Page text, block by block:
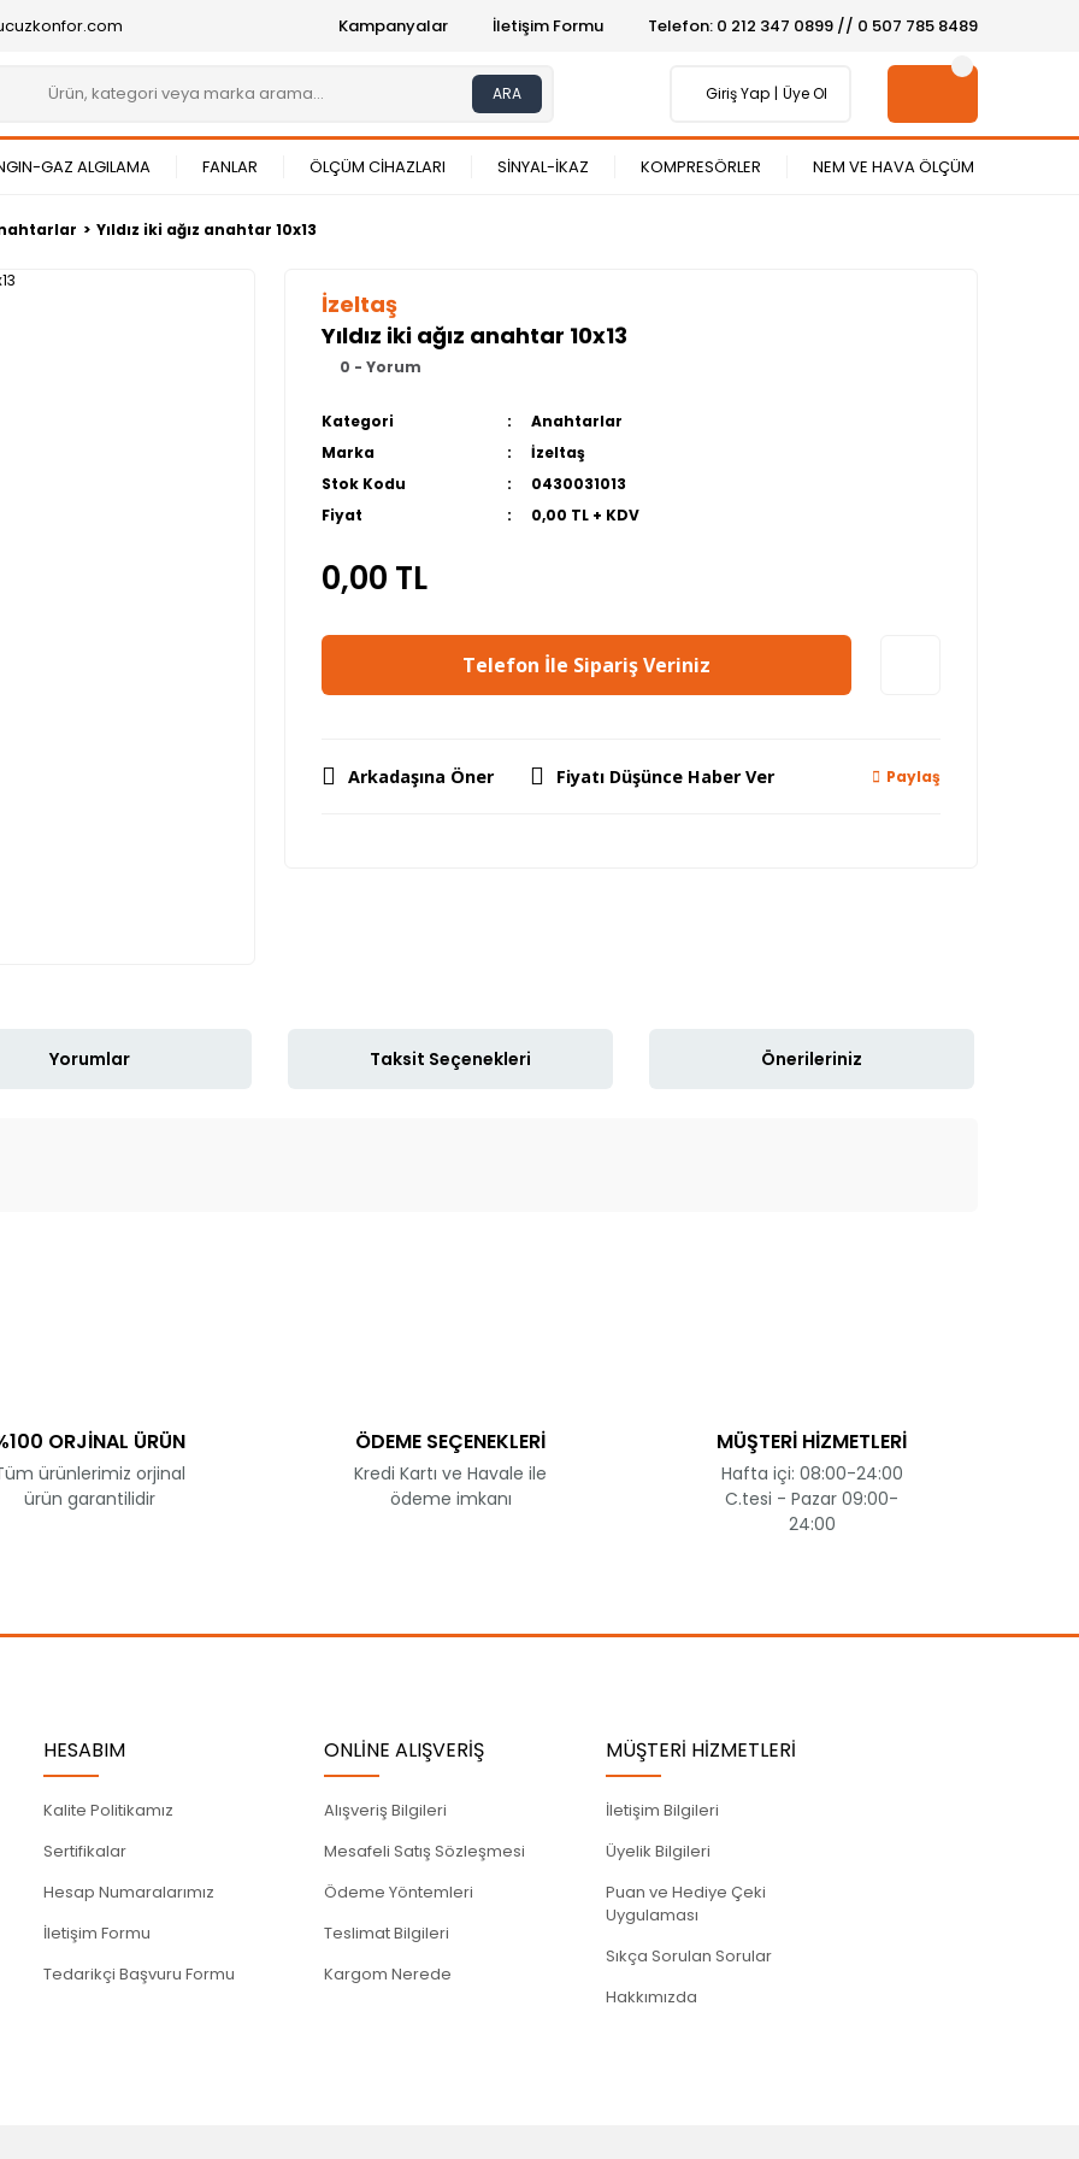
Kampanyalar İletişim Formu Telefon: 0 212 347 0899 // 0 507 785 8489
ARA Giriş Yap Üye Ol
GAZ ALGILAMA FANLAR ÖLÇÜM CİHAZLARI SİNYAL-İKAZ KOMPRESÖRLER NEM VE HAVA ÖLÇÜM
Yıldız iki ağız anahtar 10x13
İzeltaş
Yıldız iki ağız anahtar 10x13
0 - Yorum
Kategori
Anahtarlar
Marka
İzeltaş
Stok Kodu
0430031013
Fiyat
0,00 TL + KDV
0,00 TL
Telefon İle Sipariş Veriniz
Arkadaşına Öner Fiyatı Düşünce Haber Ver Paylaş
Yorumlar Taksit Seçenekleri Önerileriniz
Gönder
ORJİNAL ÜRÜN
ürünlerimiz orjinal
ürün garantilidir
ÖDEME SEÇENEKLERİ
Kredi Kartı ve Havale ile
ödeme imkanı
MÜŞTERİ HİZMETLERİ
Hafta içi: 08:00-24:00
C.tesi - Pazar 09:00-
24:00
HESABIM
Kalite Politikamız
Sertifikalar
Hesap Numaralarımız
İletişim Formu
Tedarikçi Başvuru Formu
ONLİNE ALIŞVERİŞ
Alışveriş Bilgileri
Mesafeli Satış Sözleşmesi
Ödeme Yöntemleri
Teslimat Bilgileri
Kargom Nerede
MÜŞTERİ HİZMETLERİ
İletişim Bilgileri
Üyelik Bilgileri
Puan ve Hediye Çeki
Uygulaması
Sıkça Sorulan Sorular
Hakkımızda